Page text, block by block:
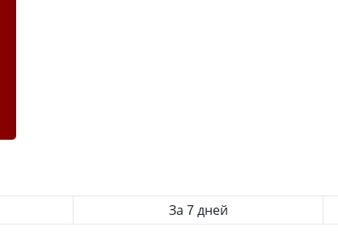
За 7 дней